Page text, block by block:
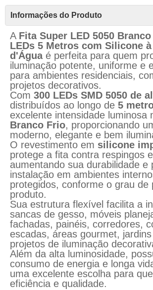
Informações do Produto
A Fita Super LED 5050
LEDs 5 Metros com Silicone
d'Águaé perfeita para quem
iluminação potente, uniforme e
para ambientes residenciais,
projetos decorativos.
Com 300 LEDs SMD 5050 de
distribuídos ao longo de 5
excelente intensidade luminosa
Branco Frio, proporcionando
moderno, elegante e bem
O revestimento em silicone
protege a fita contra respingos
aumentando sua durabilidade e
instalação em ambientes
protegidos, conforme o grau de
produto.
Sua estrutura flexível facilita a
sancas de gesso, móveis
fachadas, painéis, corredores,
escadas, áreas gourmet,
projetos de iluminação
Além da alta luminosidade,
consumo de energia e longa
uma excelente escolha para
eficiência e qualidade.